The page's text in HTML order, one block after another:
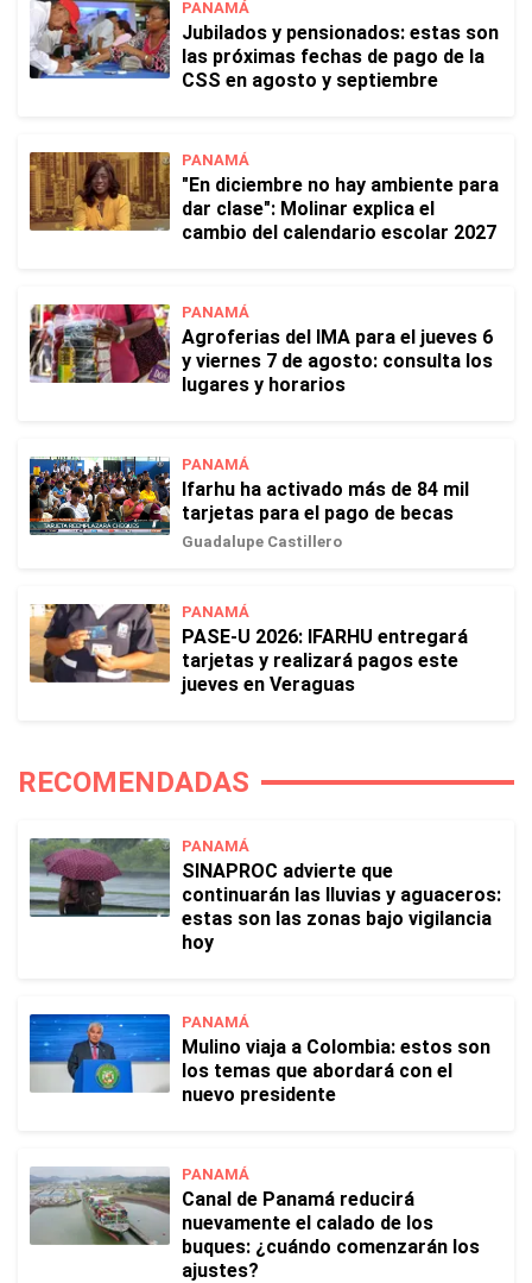
PANAMÁ
Jubilados y pensionados: estas son
las próximas fechas de pago de la
CSS en agosto y septiembre
PANAMÁ
"En diciembre no hay ambiente para
dar clase": Molinar explica el
cambio del calendario escolar 2027
PANAMÁ
Agroferias del IMA para el jueves 6
y viernes 7 de agosto: consulta los
lugares y horarios
PANAMÁ
Ifarhu ha activado más de 84 mil
tarjetas para el pago de becas
Guadalupe Castillero
PANAMÁ
PASE-U 2026: IFARHU entregará
tarjetas y realizará pagos este
jueves en Veraguas
RECOMENDADAS
PANAMÁ
SINAPROC advierte que
continuarán las lluvias y aguaceros:
estas son las zonas bajo vigilancia
hoy
PANAMÁ
Mulino viaja a Colombia: estos son
los temas que abordará con el
nuevo presidente
PANAMÁ
Canal de Panamá reducirá
nuevamente el calado de los
buques: ¿cuándo comenzarán los
ajustes?